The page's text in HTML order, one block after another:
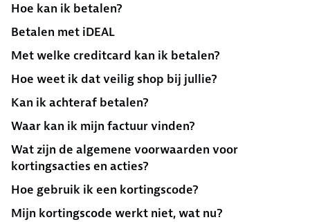
Hoe kan ik betalen?
Betalen met iDEAL
Met welke creditcard kan ik betalen?
Hoe weet ik dat veilig shop bij jullie?
Kan ik achteraf betalen?
Waar kan ik mijn factuur vinden?
Wat zijn de algemene voorwaarden voor
kortingsacties en acties?
Hoe gebruik ik een kortingscode?
Mijn kortingscode werkt niet, wat nu?